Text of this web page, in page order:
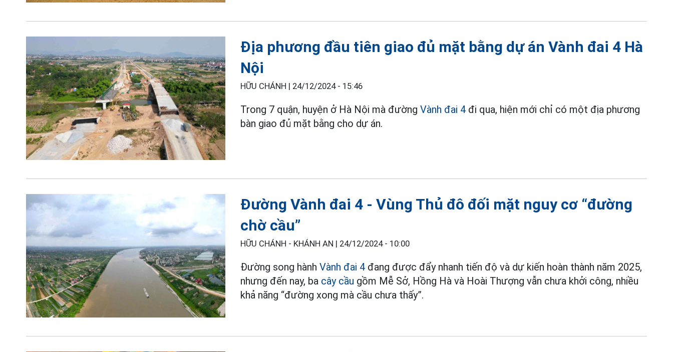
Địa phương đầu tiên giao đủ mặt bằng dự án Vành đai 4 Hà
Nội
HỮU CHÁNH | 24/12/2024 - 15:46
Trong 7 quận, huyện ở Hà Nội mà đườngVành đai 4 đi qua, hiện mới chỉ có một địa phương
bàn giao đủ mặt bằng cho dự án.
Đường Vành đai 4 - Vùng Thủ đô đối mặt nguy cơ “đường
chờ cầu”
HỮU CHÁNH - KHÁNH AN | 24/12/2024 - 10:00
Đường song hànhVành đai 4 đang được đẩy nhanh tiến độ và dự kiến hoàn thành năm 2025,
nhưng đến nay, ba cây cầu gồm Mễ Sở, Hồng Hà và Hoài Thượng vẫn chưa khởi công, nhiều
khả năng “đường xong mà cầu chưa thấy”.